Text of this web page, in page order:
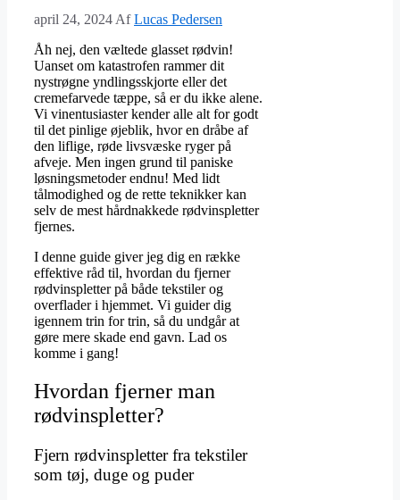
april 24, 2024 AfLucas Pedersen
Åh nej, den væltede glasset rødvin!
Uanset om katastrofen rammer dit
nystrøgne yndlingsskjorte eller det
cremefarvede tæppe, så er du ikke alene.
Vi vinentusiaster kender alle alt for godt
til det pinlige øjeblik, hvor en dråbe af
den liflige, røde livsvæske ryger på
afveje. Men ingen grund til paniske
løsningsmetoder endnu! Med lidt
tålmodighed og de rette teknikker kan
selv de mest hårdnakkede rødvinspletter
fjernes.
I denne guide giver jeg dig en række
effektive råd til, hvordan du fjerner
rødvinspletter på både tekstiler og
overflader i hjemmet. Vi guider dig
igennem trin for trin, så du undgår at
gøre mere skade end gavn. Lad os
komme i gang!
Hvordan fjerner man
rødvinspletter?
Fjern rødvinspletter fra tekstiler
som tøj, duge og puder